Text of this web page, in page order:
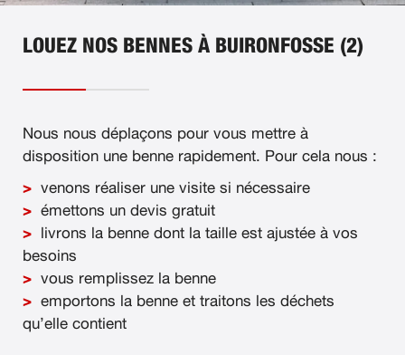
LOUEZ NOS BENNES À BUIRONFOSSE (2)
Nous nous déplaçons pour vous mettre à
disposition une benne rapidement. Pour cela nous :
venons réaliser une visite si nécessaire
émettons un devis gratuit
livrons la benne dont la taille est ajustée à vos
besoins
vous remplissez la benne
emportons la benne et traitons les déchets
qu’elle contient